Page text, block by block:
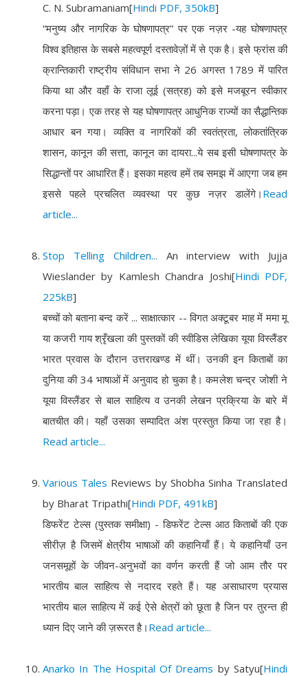
C. N. Subramaniam[Hindi PDF, 350kB]
“मनुष्य और नागरिक के घोषणापत्र” पर एक नज़र -यह घोषणापत्र
विश्व इतिहास के सबसे महत्वपूर्ण दस्तावेज़ों में से एक है। इसे फ्रांस की
क्रान्तिकारी राष्ट्रीय संविधान सभा ने 26 अगस्त 1789 में पारित
किया था और वहाँ के राजा लूई (सत्रह) को इसे मजबूरन स्वीकार
करना पड़ा। एक तरह से यह घोषणापत्र आधुनिक राज्यों का सैद्धान्तिक
आधार बन गया। व्यक्ति व नागरिकों की स्वतंत्रता, लोकतांत्रिक
शासन, कानून की सत्ता, कानून का दायरा...ये सब इसी घोषणापत्र के
सिद्धान्तों पर आधारित हैं। इसका महत्व हमें तब समझ में आएगा जब हम
इससे पहले प्रचलित व्यवस्था पर कुछ नज़र डालेंगे। Read
article...
Stop Telling Children... An interview with Jujja
Wieslander by Kamlesh Chandra Joshi[Hindi PDF,
225kB]
बच्चों को बताना बन्द करें ... साक्षात्कार -- विगत अक्टूबर माह में ममा मू
या कजरी गाय श्रृँखला की पुस्तकों की स्वीडिस लेखिका यूया विस्लैंडर
भारत प्रवास के दौरान उत्तराखण्ड में थीं। उनकी इन किताबों का
दुनिया की 34 भाषाओं में अनुवाद हो चुका है। कमलेश चन्द्र जोशी ने
यूया विस्लैंडर से बाल साहित्य व उनकी लेखन प्रक्रिया के बारे में
बातचीत की। यहाँ उसका सम्पादित अंश प्रस्तुत किया जा रहा है।
Read article...
Various Tales Reviews by Shobha Sinha Translated
by Bharat Tripathi[Hindi PDF, 491kB]
डिफरेंट टेल्स (पुस्तक समीक्षा) - डिफरेंट टेल्स आठ किताबों की एक
सीरीज़ है जिसमें क्षेत्रीय भाषाओं की कहानियाँ हैं। ये कहानियाँ उन
जनसमूहों के जीवन-अनुभवों का वर्णन करती हैं जो आम तौर पर
भारतीय बाल साहित्य से नदारद रहते हैं। यह असाधारण प्रयास
भारतीय बाल साहित्य में कई ऐसे क्षेत्रों को छूता है जिन पर तुरन्त ही
ध्यान दिए जाने की ज़रूरत है। Read article...
Anarko In The Hospital Of Dreams by Satyu[Hindi